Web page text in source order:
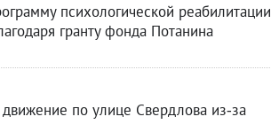
психологической реабилитации
гранту фонда Потанина
по улице Свердлова из‑за